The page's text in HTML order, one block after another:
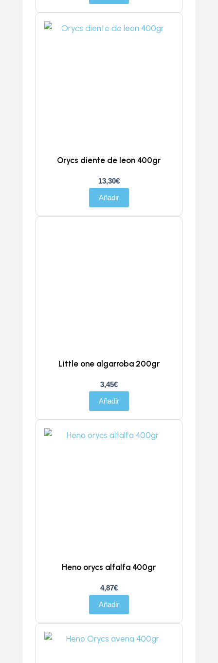
Orycs diente de leon 400gr
13,30€
Añadir
Little one algarroba 200gr
3,45€
Añadir
Heno orycs alfalfa 400gr
4,87€
Añadir